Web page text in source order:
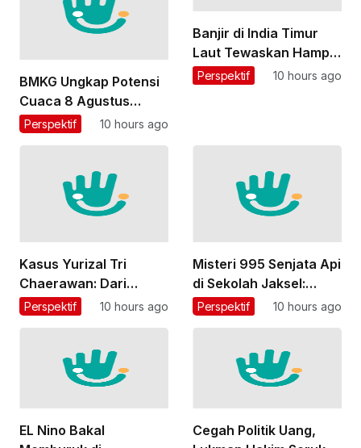
BMKG Ungkap Potensi
Cuaca 8 Agustus
2026: Jakarta
Diprediksi Hujan
Perspektif 10 hours ago
Banjir di India Timur
Laut Tewaskan Hampir
100 Orang
Perspektif 10 hours ago
Kasus Yurizal Tri
Chaerawan: Dari
Curhat Menunggu 8
Layanan BPJS
Perspektif 10 hours ago
Misteri 995 Senjata Api
di Sekolah Jaksel:
Bertahun-tahun
Diusut Polisi
Perspektif 10 hours ago
EL Nino Bakal
Cegah Politik Uang,